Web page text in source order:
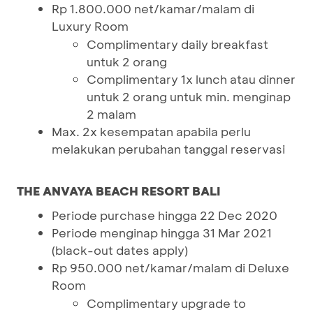
Rp 1.800.000 net/kamar/malam di
Luxury Room
Complimentary daily breakfast
untuk 2 orang
Complimentary 1x lunch atau dinner
untuk 2 orang untuk min. menginap
2 malam
Max. 2x kesempatan apabila perlu
melakukan perubahan tanggal reservasi
THE ANVAYA BEACH RESORT BALI
Periode purchase hingga 22 Dec 2020
Periode menginap hingga 31 Mar 2021
(black-out dates apply)
Rp 950.000 net/kamar/malam di Deluxe
Room
Complimentary upgrade to